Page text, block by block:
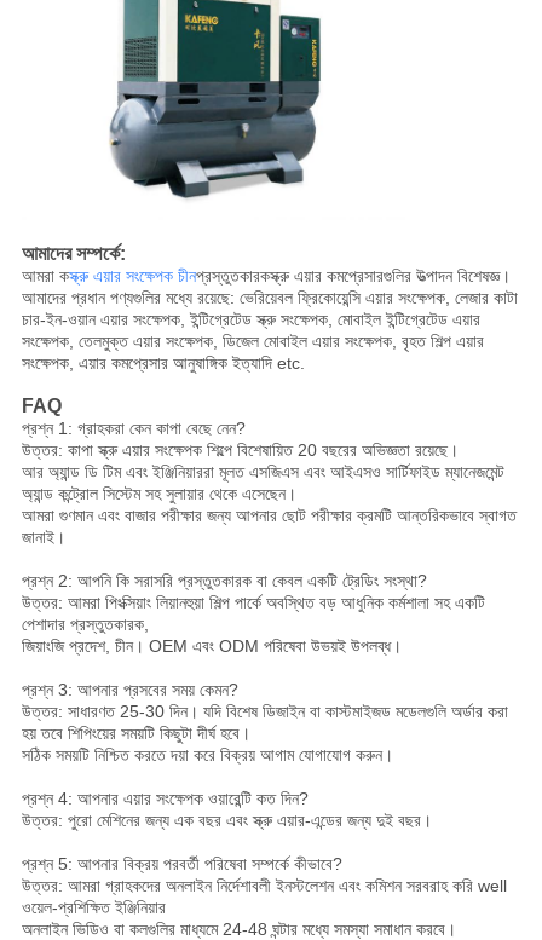
আমাদের সম্পর্কে:
আমরা কস্ক্রু এয়ার সংক্ষেপক চীনপ্রস্তুতকারকস্ক্রু এয়ার কমপ্রেসারগুলির উত্পাদন বিশেষজ্ঞ।
আমাদের প্রধান পণ্যগুলির মধ্যে রয়েছে: ভেরিয়েবল ফ্রিকোয়েন্সি এয়ার সংক্ষেপক, লেজার কাটা
চার-ইন-ওয়ান এয়ার সংক্ষেপক, ইন্টিগ্রেটেড স্ক্রু সংক্ষেপক, মোবাইল ইন্টিগ্রেটেড এয়ার
সংক্ষেপক, তেলমুক্ত এয়ার সংক্ষেপক, ডিজেল মোবাইল এয়ার সংক্ষেপক, বৃহত শিল্প এয়ার
সংক্ষেপক, এয়ার কমপ্রেসার আনুষাঙ্গিক ইত্যাদি etc.
FAQ
প্রশ্ন 1: গ্রাহকরা কেন কাপা বেছে নেন?
উত্তর: কাপা স্ক্রু এয়ার সংক্ষেপক শিল্পে বিশেষায়িত 20 বছরের অভিজ্ঞতা রয়েছে।
আর অ্যান্ড ডি টিম এবং ইঞ্জিনিয়াররা মূলত এসজিএস এবং আইএসও সার্টিফাইড ম্যানেজমেন্ট
অ্যান্ড কন্ট্রোল সিস্টেম সহ সুলায়ার থেকে এসেছেন।
আমরা গুণমান এবং বাজার পরীক্ষার জন্য আপনার ছোট পরীক্ষার ক্রমটি আন্তরিকভাবে স্বাগত
জানাই।
প্রশ্ন 2: আপনি কি সরাসরি প্রস্তুতকারক বা কেবল একটি ট্রেডিং সংস্থা?
উত্তর: আমরা পিংক্সিয়াং লিয়ানহুয়া শিল্প পার্কে অবস্থিত বড় আধুনিক কর্মশালা সহ একটি
পেশাদার প্রস্তুতকারক,
জিয়াংজি প্রদেশ, চীন। OEM এবং ODM পরিষেবা উভয়ই উপলব্ধ।
প্রশ্ন 3: আপনার প্রসবের সময় কেমন?
উত্তর: সাধারণত 25-30 দিন। যদি বিশেষ ডিজাইন বা কাস্টমাইজড মডেলগুলি অর্ডার করা
হয় তবে শিপিংয়ের সময়টি কিছুটা দীর্ঘ হবে।
সঠিক সময়টি নিশ্চিত করতে দয়া করে বিক্রয় আগাম যোগাযোগ করুন।
প্রশ্ন 4: আপনার এয়ার সংক্ষেপক ওয়ারেন্টি কত দিন?
উত্তর: পুরো মেশিনের জন্য এক বছর এবং স্ক্রু এয়ার-এন্ডের জন্য দুই বছর।
প্রশ্ন 5: আপনার বিক্রয় পরবর্তী পরিষেবা সম্পর্কে কীভাবে?
উত্তর: আমরা গ্রাহকদের অনলাইন নির্দেশাবলী ইনস্টলেশন এবং কমিশন সরবরাহ করি well
ওয়েল-প্রশিক্ষিত ইঞ্জিনিয়ার
অনলাইন ভিডিও বা কলগুলির মাধ্যমে 24-48 ঘন্টার মধ্যে সমস্যা সমাধান করবে।